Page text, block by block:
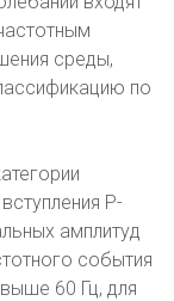
среды,
по
P-
амплитуд
события
60 Гц, для